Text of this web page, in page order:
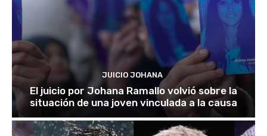
JUICIO JOHANA
El juicio por Johana Ramallo volvió sobre la
situación de una joven vinculada a la causa